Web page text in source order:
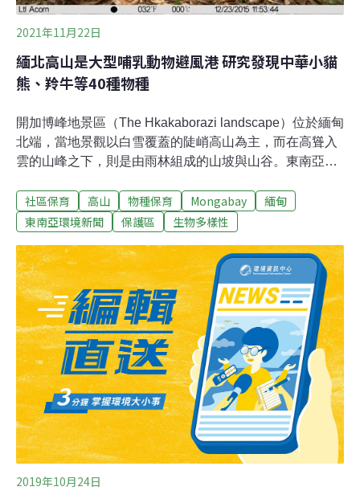
2021年11月22日
緬北高山是大型哺乳動物避風港 研究發現中華小貓
熊、羚牛等40種物種
開加博峰地景區（The Hkakaborazi landscape）位於緬甸
北端，當地景觀以白雪覆蓋的陡峭高山為主，而在高聳入
雲的山峰之下，則是由雨林組成的山坡與山谷。東南亞第
Razi），正座落在此偏遠、地勢崎嶇之處，並緊鄰緬甸、
印度與中國等三國邊境。近來刊登在學術期刊《全球生態
透過自動相機發現，這片地景區同時也庇蔭著許多大型哺
乳動物，包括全球受脅的中華小貓熊（Chinese Red
Panda，學名：Ailurus styani）、雲豹（Clouded
Leopard，學名：Neofelis nebulosa）與蕭氏烏葉猴
（Shortridge’s Langur，學名：Trachypithecus
shortridgei）等。
社區保育 高山 物種保育 Mongabay
緬甸
東南亞環境新聞
保護區 生物多樣性
2019年10月24日